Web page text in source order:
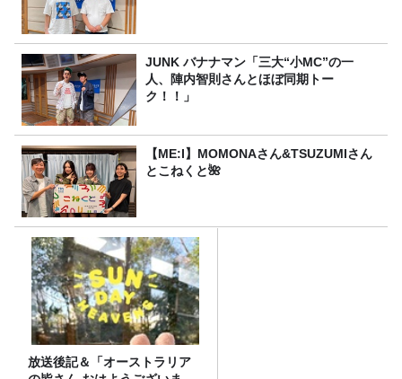
JUNK バナナマン「三大“小MC”の一
人、陣内智則さんとほぼ同期トー
ク！！」
【ME:I】MOMONAさん&TSUZUMIさん
とこねくと🌺
放送後記＆「オーストラリア